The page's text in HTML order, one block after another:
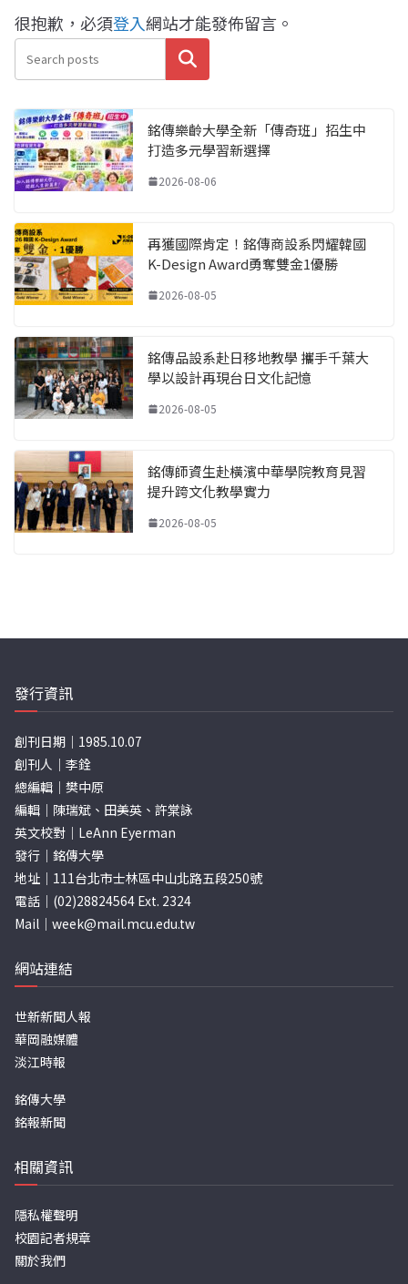
很抱歉，必須登入網站才能發佈留言。
搜尋
銘傳樂齡大學全新「傳奇班」招生中
打造多元學習新選擇
2026-08-06
再獲國際肯定！銘傳商設系閃耀韓國
K-Design Award勇奪雙金1優勝
2026-08-05
銘傳品設系赴日移地教學 攜手千葉大
學以設計再現台日文化記憶
2026-08-05
銘傳師資生赴橫濱中華學院教育見習
提升跨文化教學實力
2026-08-05
發行資訊
創刊日期｜1985.10.07
創刊人｜李銓
總編輯｜樊中原
編輯｜陳瑞斌、田美英、許棠詠
英文校對｜LeAnn Eyerman
發行｜銘傳大學
地址｜111台北市士林區中山北路五段250號
電話｜(02)28824564 Ext. 2324
Mail｜ week@mail.mcu.edu.tw
網站連結
世新新聞人報
華岡融媒體
淡江時報
銘傳大學
銘報新聞
相關資訊
隱私權聲明
校園記者規章
關於我們